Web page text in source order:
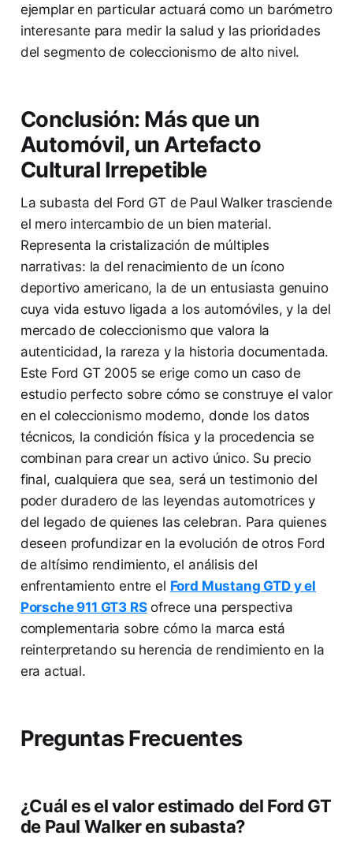
ejemplar en particular actuará como un barómetro
interesante para medir la salud y las prioridades
del segmento de coleccionismo de alto nivel.
Conclusión: Más que un
Automóvil, un Artefacto
Cultural Irrepetible
La subasta del Ford GT de Paul Walker trasciende
el mero intercambio de un bien material.
Representa la cristalización de múltiples
narrativas: la del renacimiento de un ícono
deportivo americano, la de un entusiasta genuino
cuya vida estuvo ligada a los automóviles, y la del
mercado de coleccionismo que valora la
autenticidad, la rareza y la historia documentada.
Este Ford GT 2005 se erige como un caso de
estudio perfecto sobre cómo se construye el valor
en el coleccionismo moderno, donde los datos
técnicos, la condición física y la procedencia se
combinan para crear un activo único. Su precio
final, cualquiera que sea, será un testimonio del
poder duradero de las leyendas automotrices y
del legado de quienes las celebran. Para quienes
deseen profundizar en la evolución de otros Ford
de altísimo rendimiento, el análisis del
enfrentamiento entre el Ford Mustang GTD y el
Porsche 911 GT3 RSofrece una perspectiva
complementaria sobre cómo la marca está
reinterpretando su herencia de rendimiento en la
era actual.
Preguntas Frecuentes
¿Cuál es el valor estimado del Ford GT
de Paul Walker en subasta?